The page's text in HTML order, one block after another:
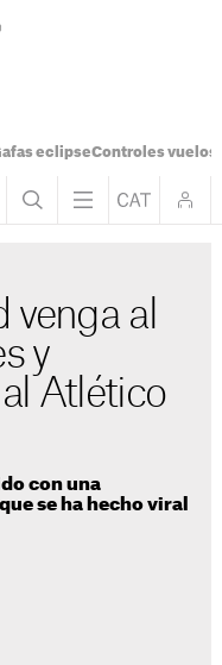
eclipseControles vuelos
venga al
y
Atlético
con una
se ha hecho viral